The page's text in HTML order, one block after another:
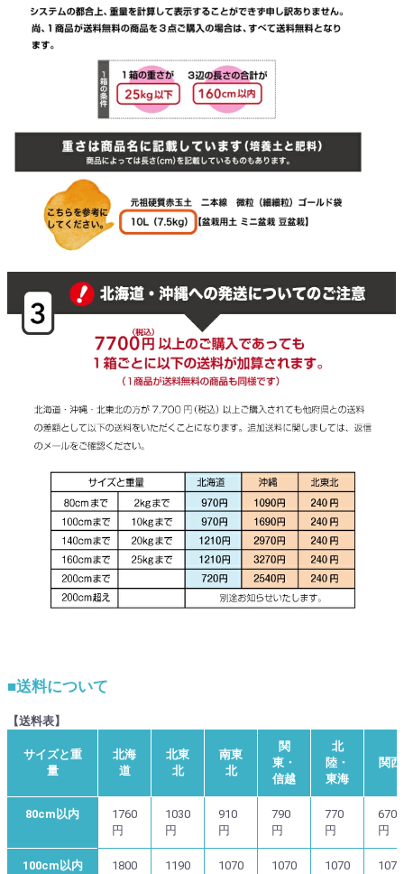
■送料について
【送料表】
サイズと重
量
北海
道
北東
北
南東
北
関
東・
信越
北
陸・
東海
関西
80cm以内
1760
円
1030
円
910
円
790
円
770
円
670
円
100cm以内
1800
1190
1070
1070
1070
1070